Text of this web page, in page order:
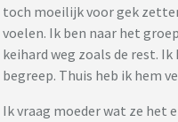
toch moeilijk voor gek
voelen. Ik ben naar het
keihard weg zoals de rest.
begreep. Thuis heb ik hem
Ik vraag moeder wat ze het